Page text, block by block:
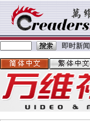
即时新闻